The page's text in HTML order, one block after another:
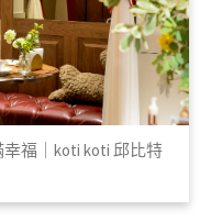
福｜koti koti 邱比特